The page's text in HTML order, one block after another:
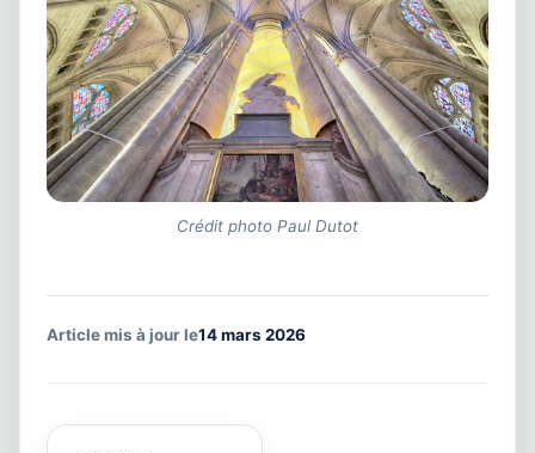
Crédit photo Paul Dutot
Article mis à jour le14 mars 2026
de